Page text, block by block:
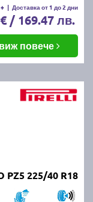
| Доставка от 1 до 2 дни
/ 169.47 лв.
виж повече
PZ5 225/40 R18